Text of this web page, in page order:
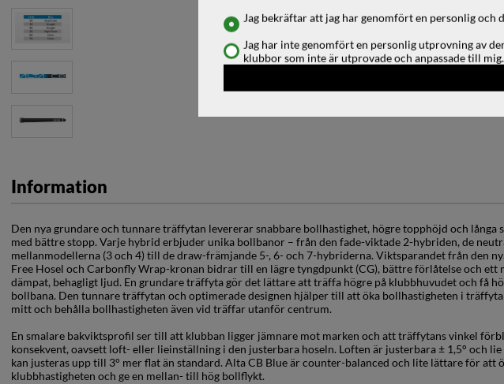
Information
Den nya grundare och tunnare träffytan levererar snabbare bollhastighet, högre topphöjd och långa
med bättre stopp. Varje hybrid erbjuder unika bollbanor – från den fade-viktade 2-hybriden, de
mellanmodellerna (3 och 4) till de draw-främjande 5-, 6- och 7-hybriderna. Viktsparandet från den
Free Hosel och Carbonfly Wrap-kronan bidrar till en lägre tyngdpunkt (CG), bättre förlåtelse och ett
dämpat, behagligt ljud. En grundare träffyta gör det lättare att träffa högre på klubbhuvudet och få
bollbana. Den tunnare träffytan och optimerade designen hjälper till att öka bollhastigheten i
mitt och behålla bollhastigheten även vid träffar utanför centrum.
En smalare bakviktsprofil ser till att klubban ligger jämnare mot marken och att träffytans vinkel
konsekvent, oavsett loft- eller lieinställning i den justerbara hoseln. Loften är justerbara ± 1,5° och lie
kan justeras upp till 3° mer flat än standard. Alta CB Blue är counter-balanced och lite lättare för att
klubbhastigheten och ge en mellan- till hög bollflykt.
Jag bekräftar att jag har genomfört en personlig och
Jag har inte genomfört en personlig utprovning av
klubbor som inte är utprovade och anpassade till mig.